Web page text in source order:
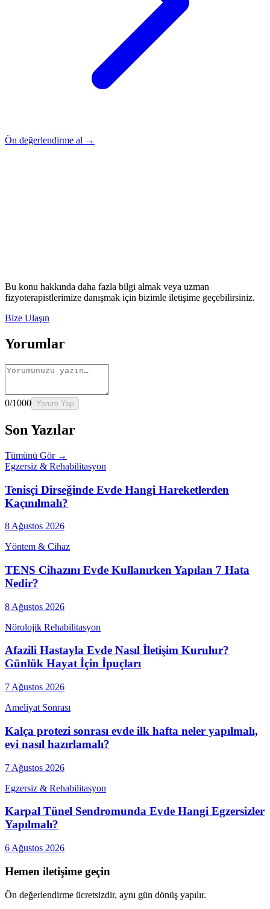
Ön değerlendirme al →
Bu konu hakkında daha fazla bilgi almak veya uzman
fizyoterapistlerimize danışmak için bizimle iletişime geçebilirsiniz.
Bize Ulaşın
Yorumlar
0/1000 Yorum Yap
Son Yazılar
Tümünü Gör →
Egzersiz & Rehabilitasyon
Tenisçi Dirseğinde Evde Hangi Hareketlerden
Kaçınılmalı?
8 Ağustos 2026
Yöntem & Cihaz
TENS Cihazını Evde Kullanırken Yapılan 7 Hata
Nedir?
8 Ağustos 2026
Nörolojik Rehabilitasyon
Afazili Hastayla Evde Nasıl İletişim Kurulur?
Günlük Hayat İçin İpuçları
7 Ağustos 2026
Ameliyat Sonrası
Kalça protezi sonrası evde ilk hafta neler yapılmalı,
evi nasıl hazırlamalı?
7 Ağustos 2026
Egzersiz & Rehabilitasyon
Karpal Tünel Sendromunda Evde Hangi Egzersizler
Yapılmalı?
6 Ağustos 2026
Hemen iletişime geçin
Ön değerlendirme ücretsizdir, aynı gün dönüş yapılır.